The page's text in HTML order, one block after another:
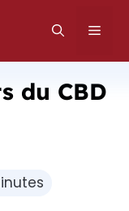
du CBD